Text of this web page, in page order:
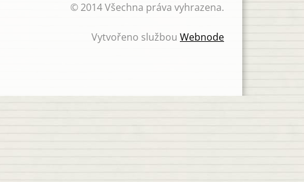
© 2014 Všechna práva vyhrazena.
Vytvořeno službou Webnode